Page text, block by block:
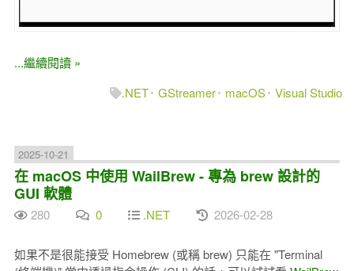
...繼續閱讀 »
.NET GStreamer macOS Visual Studio
2025-10-21
在 macOS 中使用 WailBrew - 專為 brew 設計的
GUI 軟體
280 0 .NET 2026-02-28
如果不是很能接受 Homebrew (或稱 brew) 只能在 "Terminal